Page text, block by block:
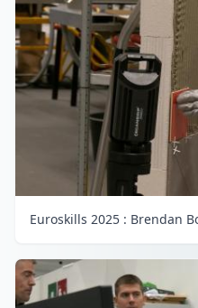
Euroskills 2025 : Brendan